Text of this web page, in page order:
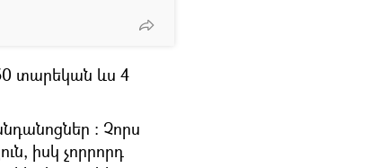
տարեկան ևս 4
։ Չորս
իսկ չորրորդ